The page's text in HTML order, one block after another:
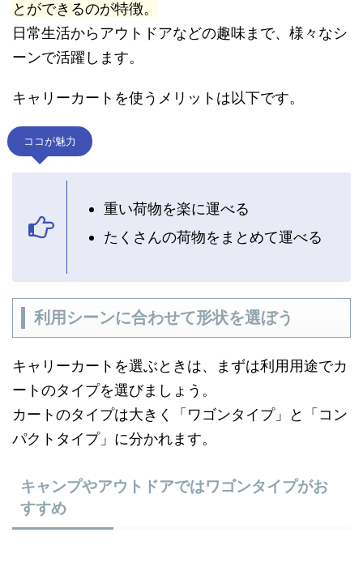
とができるのが特徴。
日常生活からアウトドアなどの趣味まで、様々なシ
ーンで活躍します。
キャリーカートを使うメリットは以下です。
ココが魅力
重い荷物を楽に運べる
たくさんの荷物をまとめて運べる
利用シーンに合わせて形状を選ぼう
キャリーカートを選ぶときは、まずは利用用途でカ
ートのタイプを選びましょう。
カートのタイプは大きく「ワゴンタイプ」と「コン
パクトタイプ」に分かれます。
キャンプやアウトドアではワゴンタイプがお
すすめ